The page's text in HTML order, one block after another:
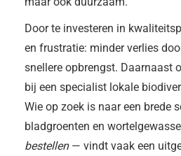
Door te investeren in
en frustratie: minder verlies
snellere opbrengst. Daarnaast
bij een specialist lokale
Wie op zoek is naar een brede
bladgroenten en
bestellen— vindt vaak een